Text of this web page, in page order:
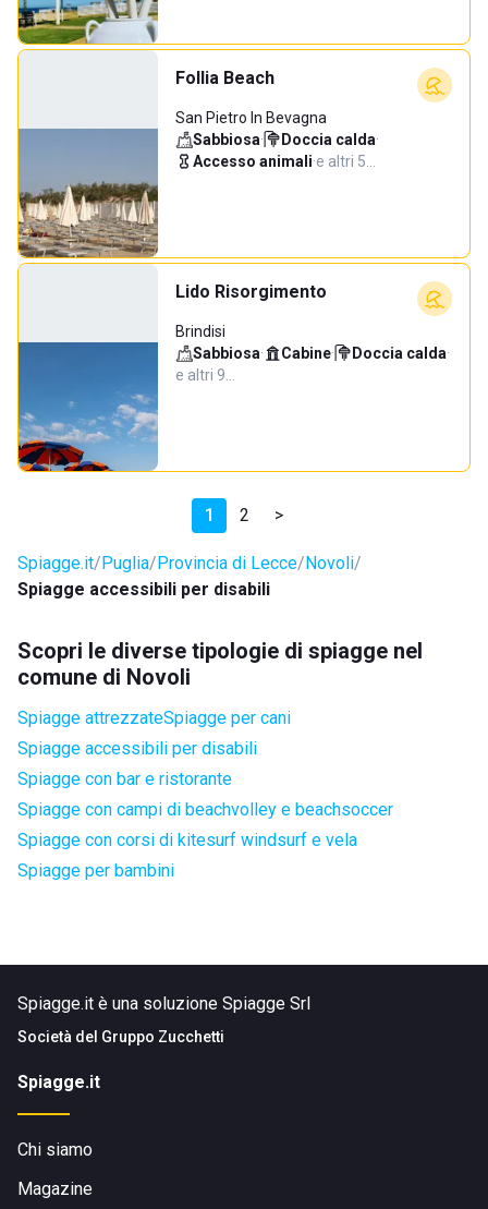
Follia Beach
San Pietro In Bevagna
Sabbiosa· Doccia calda·
Accesso animali·e altri 5…
Lido Risorgimento
Brindisi
Sabbiosa· Cabine· Doccia calda·
e altri 9…
1 2 >
Spiagge.it Puglia Provincia di Lecce Novoli
Spiagge accessibili per disabili
Scopri le diverse tipologie di spiagge nel
comune di Novoli
Spiagge attrezzateSpiagge per cani
Spiagge accessibili per disabili
Spiagge con bar e ristorante
Spiagge con campi di beachvolley e beachsoccer
Spiagge con corsi di kitesurf windsurf e vela
Spiagge per bambini
Spiagge.it è una soluzione Spiagge Srl
Società del Gruppo Zucchetti
Spiagge.it
Chi siamo
Magazine